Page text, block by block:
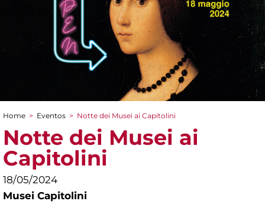
You are here
Home > Eventos > Notte dei Musei ai Capitolini
Notte dei Musei ai
Capitolini
18/05/2024
Musei Capitolini